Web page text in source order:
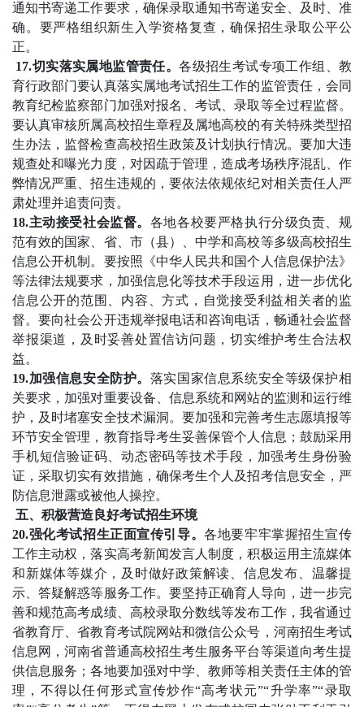
通知书寄递工作要求，确保录取通知书寄递安全、及时、准
确。要严格组织新生入学资格复查，确保招生录取公平公
正。
17.切实落实属地监管责任。各级招生考试专项工作组、教
育行政部门要认真落实属地考试招生工作的监管责任，会同
教育纪检监察部门加强对报名、考试、录取等全过程监督。
要认真审核所属高校招生章程及属地高校的有关特殊类型招
生办法，监督检查高校招生政策及计划执行情况。要加大违
规查处和曝光力度，对因疏于管理，造成考场秩序混乱、作
弊情况严重、招生违规的，要依法依规依纪对相关责任人严
肃处理并追责问责。
18.主动接受社会监督。 各地各校要严格执行分级负责、规
范有效的国家、省、市（县）、中学和高校等多级高校招生
信息公开机制。要按照《中华人民共和国个人信息保护法》
等法律法规要求，加强信息化等技术手段运用，进一步优化
信息公开的范围、内容、方式，自觉接受利益相关者的监
督。要向社会公开违规举报电话和咨询电话，畅通社会监督
举报渠道，及时妥善处置信访问题，切实维护考生合法权
益。
19.加强信息安全防护。 落实国家信息系统安全等级保护相
关要求，加强对重要设备、信息系统和网站的监测和运行维
护，及时堵塞安全技术漏洞。要加强和完善考生志愿填报等
环节安全管理，教育指导考生妥善保管个人信息；鼓励采用
手机短信验证码、动态密码等技术手段，加强考生身份验
证，采取切实有效措施，确保考生个人及招考信息安全，严
防信息泄露或被他人操控。
五、积极营造良好考试招生环境
20.强化考试招生正面宣传引导。各地要牢牢掌握招生宣传
工作主动权，落实高考新闻发言人制度，积极运用主流媒体
和新媒体等媒介，及时做好政策解读、信息发布、温馨提
示、答疑解惑等服务工作。要坚持正确育人导向，进一步完
善和规范高考成绩、高校录取分数线等发布工作，我省通过
省教育厅、省教育考试院网站和微信公众号，河南招生考试
信息网，河南省普通高校招生考生服务平台等渠道向考生提
供信息服务；各地要加强对中学、教师等相关责任主体的管
理，不得以任何形式宣传炒作“高考状元”“升学率”“录取